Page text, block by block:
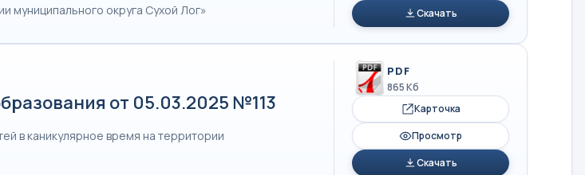
муниципального округа Сухой Лог»
Скачать
от 05.03.2025 №113
в каникулярное время на территории
PDF
865 Кб
Карточка
Просмотр
Скачать